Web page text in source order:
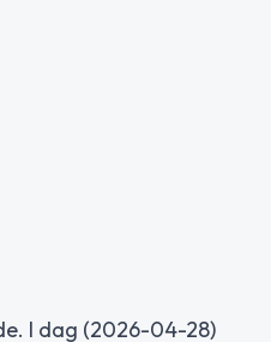
I dag (2026-04-28)